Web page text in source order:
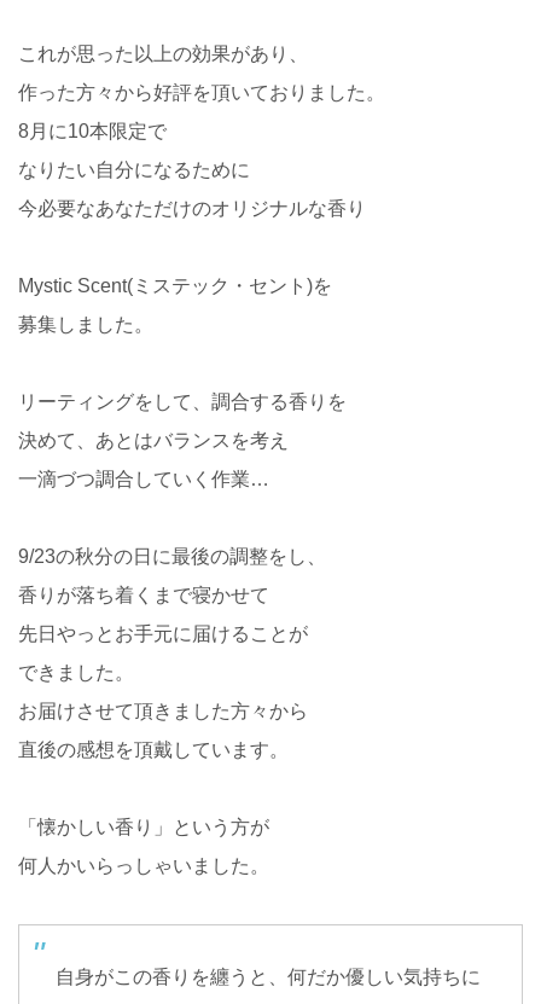
これが思った以上の効果があり、
作った方々から好評を頂いておりました。
8月に10本限定で
なりたい自分になるために
今必要なあなただけのオリジナルな香り
Mystic Scent(ミステック・セント)を
募集しました。
リーティングをして、調合する香りを
決めて、あとはバランスを考え
一滴づつ調合していく作業…
9/23の秋分の日に最後の調整をし、
香りが落ち着くまで寝かせて
先日やっとお手元に届けることが
できました。
お届けさせて頂きました方々から
直後の感想を頂戴しています。
「懐かしい香り」という方が
何人かいらっしゃいました。
自身がこの香りを纏うと、何だか優しい気持ちに